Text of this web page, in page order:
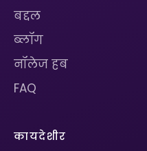
बद्दल
ब्लॉग
नॉलेज हब
FAQ
कायदेशीर